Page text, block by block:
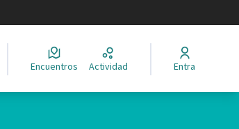
Encuentros Actividad Entra